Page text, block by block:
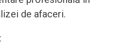
de afaceri.